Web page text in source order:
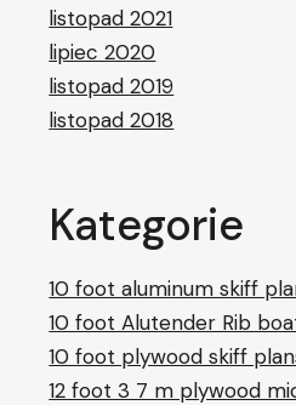
listopad 2021
lipiec 2020
listopad 2019
listopad 2018
Kategorie
10 foot aluminum skiff
10 foot Alutender Rib
10 foot plywood skiff
12 foot 3 7 m plywood